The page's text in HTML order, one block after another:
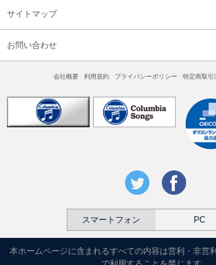
サイトマップ
お問い合わせ
会社概要 利用規約 プライバシーポリシー 特定商取引
スマートフォン PC
本ホームページに含まれるすべての内容は営利・非営